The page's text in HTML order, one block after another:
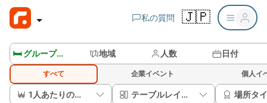
私の質問 🇯🇵
🛏️ グループルームを見る 地域 人数 日付
すべて 企業イベント 個人イ
1人あたりの価格 テーブルレイアウト 場所タ